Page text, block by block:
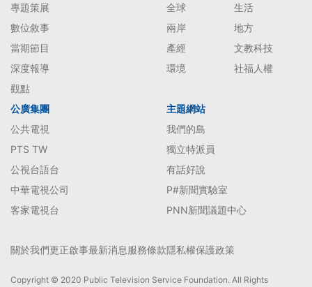
專題策展
數位敘事
當期節目
深度報導
觀點
全球
生活
兩岸
地方
產經
文教科技
環境
社福人權
公廣集團
公共電視
PTS TW
公視台語台
中華電視公司
客家電視台
主題網站
我們的島
獨立特派員
有話好說
P#新聞實驗室
PNN新聞議題中心
關於我們更正啟事最新消息服務條款隱私權保護政策
Copyright © 2020 Public Television Service Foundation. All Rights